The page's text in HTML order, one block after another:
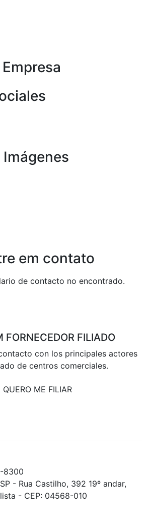
em contato
de contacto no encontrado.
FORNECEDOR FILIADO
con los principales actores
de centros comerciales.
QUERO ME FILIAR
8300
- Rua Castilho, 392 19º andar,
- CEP: 04568-010